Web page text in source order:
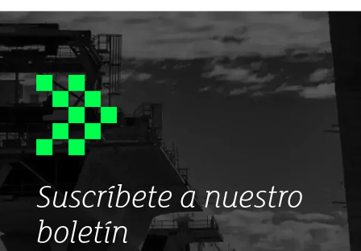
Suscríbete a nuestro
boletín